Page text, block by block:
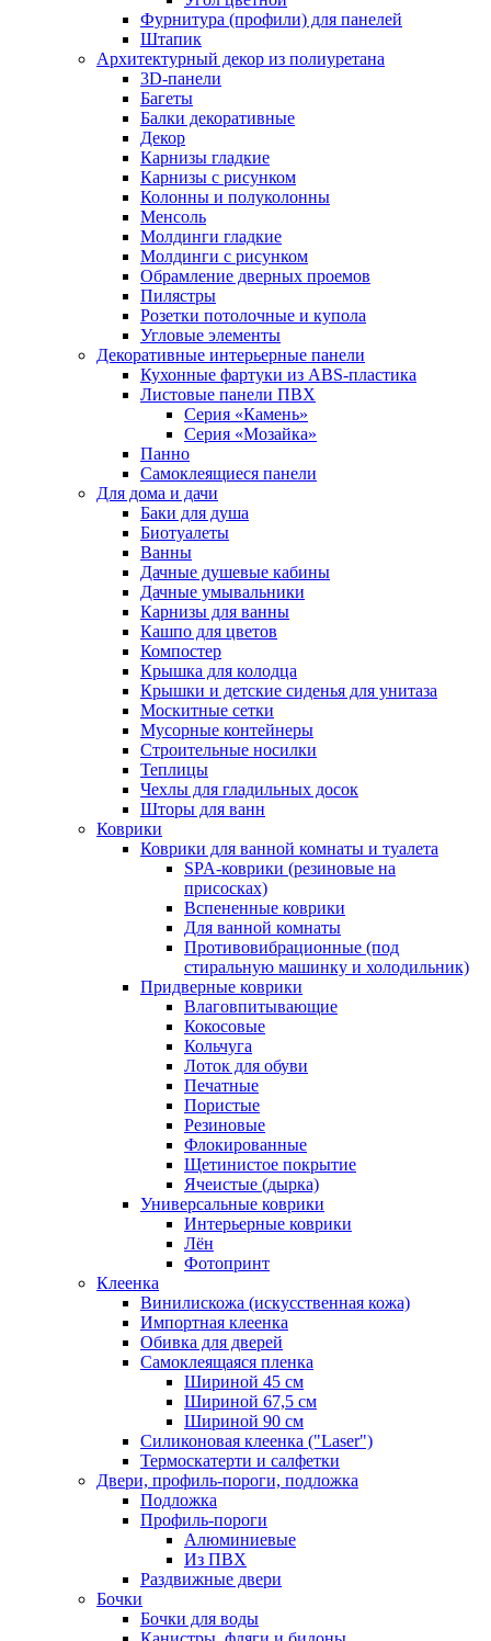
Фурнитура (профили) для панелей
Штапик
Архитектурный декор из полиуретана
3D-панели
Багеты
Балки декоративные
Декор
Карнизы гладкие
Карнизы с рисунком
Колонны и полуколонны
Менсоль
Молдинги гладкие
Молдинги с рисунком
Обрамление дверных проемов
Пилястры
Розетки потолочные и купола
Угловые элементы
Декоративные интерьерные панели
Кухонные фартуки из ABS-пластика
Листовые панели ПВХ
Серия «Камень»
Серия «Мозайка»
Панно
Самоклеящиеся панели
Для дома и дачи
Баки для душа
Биотуалеты
Ванны
Дачные душевые кабины
Дачные умывальники
Карнизы для ванны
Кашпо для цветов
Компостер
Крышка для колодца
Крышки и детские сиденья для унитаза
Москитные сетки
Мусорные контейнеры
Строительные носилки
Теплицы
Чехлы для гладильных досок
Шторы для ванн
Коврики
Коврики для ванной комнаты и туалета
SPA-коврики (резиновые на
присосках)
Вспененные коврики
Для ванной комнаты
Противовибрационные (под
стиральную машинку и холодильник)
Придверные коврики
Влаговпитывающие
Кокосовые
Кольчуга
Лоток для обуви
Печатные
Пористые
Резиновые
Флокированные
Щетинистое покрытие
Ячеистые (дырка)
Универсальные коврики
Интерьерные коврики
Лён
Фотопринт
Клеенка
Винилискожа (искусственная кожа)
Импортная клеенка
Обивка для дверей
Самоклеящаяся пленка
Шириной 45 см
Шириной 67,5 см
Шириной 90 см
Силиконовая клеенка ("Laser")
Термоскатерти и салфетки
Двери, профиль-пороги, подложка
Подложка
Профиль-пороги
Алюминиевые
Из ПВХ
Раздвижные двери
Бочки
Бочки для воды